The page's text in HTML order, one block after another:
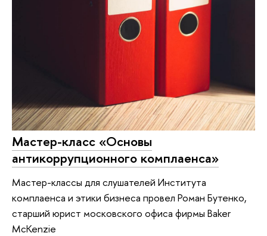
Мастер-класс «Основы
антикоррупционного комплаенса»
Мастер-классы для слушателей Института
комплаенса и этики бизнеса провел Роман Бутенко,
старший юрист московского офиса фирмы Baker
McKenzie